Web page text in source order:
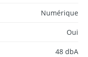
Numérique
Oui
48 dbA